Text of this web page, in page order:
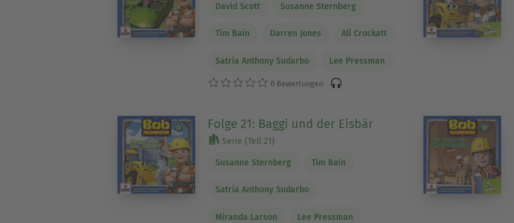
David Scott Susanne Sternberg
Tim Bain Darren Jones Ali Crockatt
Satria Anthony Sudarbo Lee Pressman
0 Bewertungen
Folge 21: Baggi und der Eisbär
Serie (Teil 21)
Susanne Sternberg Tim Bain
Satria Anthony Sudarbo
Miranda Larson Lee Pressman